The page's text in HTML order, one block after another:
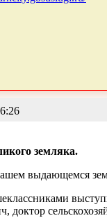
земляка.
выдающемся